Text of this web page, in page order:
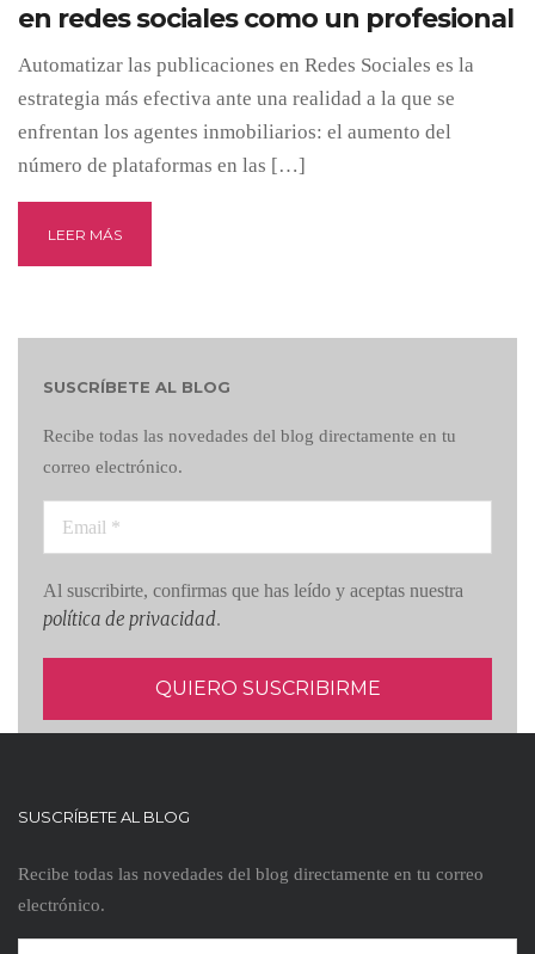
en redes sociales como un profesional
Automatizar las publicaciones en Redes Sociales es la
estrategia más efectiva ante una realidad a la que se
enfrentan los agentes inmobiliarios: el aumento del
número de plataformas en las […]
LEER MÁS
SUSCRÍBETE AL BLOG
Recibe todas las novedades del blog directamente en tu
correo electrónico.
Al suscribirte, confirmas que has leído y aceptas nuestra
política de privacidad.
SUSCRÍBETE AL BLOG
Recibe todas las novedades del blog directamente en tu correo
electrónico.